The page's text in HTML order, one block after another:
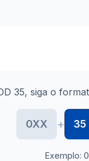
35, siga o
0XX + 35
Exemplo: